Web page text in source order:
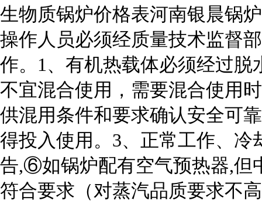
生物质锅炉价格表河南银晨锅
操作人员必须经质量技术监督
作。1、有机热载体必须经过
不宜混合使用，需要混合使用
供混用条件和要求确认安全可
得投入使用。3、正常工作、
告,⑥如锅炉配有空气预热器,但
符合要求（对蒸汽品质要求不